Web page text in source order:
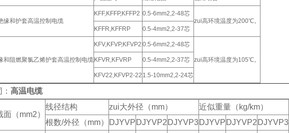
缘和护套高温控制电缆
KFF,KFFP,KFFP2 0.5-6mm2,2-48芯
zui高环境温度为200℃。
KFFR,KFFRP
0.5-4mm2,2-37芯
和阻燃聚氯乙烯护套高温控制电缆
KFV,KFVP,KFVP2 0.5-6mm2,2-48芯
zui高环境温度为105℃。
KFVR,KFVRP 0.5-4mm2,2-37芯
KFV22,KFVP2-22 1.5-10mm2,2-24芯
高温电缆
面（mm2）
线径结构 zui大外径（mm）
近似重量（kg/km）
根数/外径（mm）
DJYVP DJYVP2 DJYVP3DJYVP DJYVP2 DJYVP3